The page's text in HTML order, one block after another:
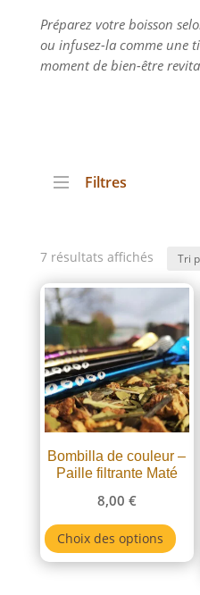
Préparez votre boisson
ou infusez-la comme une
moment de bien-être
Filtres
Amer
Doux
Energisant
Frais
Fruité
Gourmand
Couleur Bombillas
Bleu
Cuivré
Doré
7 résultats affichés
Bombilla de couleur –
Paille filtrante Maté
8,00 €
Choix des options
a